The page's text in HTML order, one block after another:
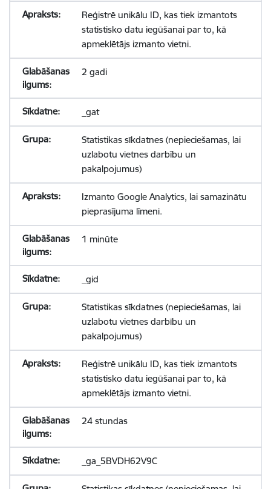
Reģistrē unikālu ID, kas tiek izmantots
statistisko datu iegūšanai par to, kā
apmeklētājs izmanto vietni.
2 gadi
_gat
Statistikas sīkdatnes (nepieciešamas, lai
uzlabotu vietnes darbību un
pakalpojumus)
Izmanto Google Analytics, lai samazinātu
pieprasījuma līmeni.
1 minūte
_gid
Statistikas sīkdatnes (nepieciešamas, lai
uzlabotu vietnes darbību un
pakalpojumus)
Reģistrē unikālu ID, kas tiek izmantots
statistisko datu iegūšanai par to, kā
apmeklētājs izmanto vietni.
24 stundas
_ga_5BVDH62V9C